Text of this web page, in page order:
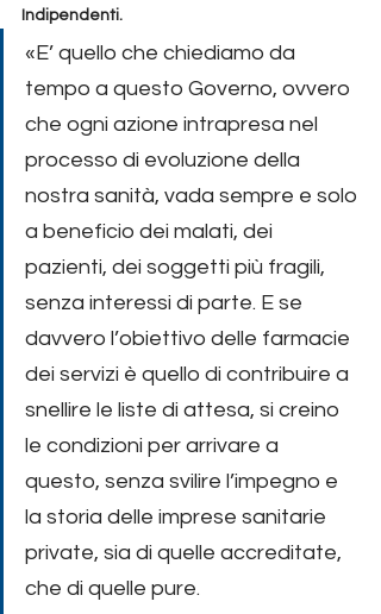
Indipendenti.
«E’ quello che chiediamo da
tempo a questo Governo, ovvero
che ogni azione intrapresa nel
processo di evoluzione della
nostra sanità, vada sempre e solo
a beneficio dei malati, dei
pazienti, dei soggetti più fragili,
senza interessi di parte. E se
davvero l’obiettivo delle farmacie
dei servizi è quello di contribuire a
snellire le liste di attesa, si creino
le condizioni per arrivare a
questo, senza svilire l’impegno e
la storia delle imprese sanitarie
private, sia di quelle accreditate,
che di quelle pure.